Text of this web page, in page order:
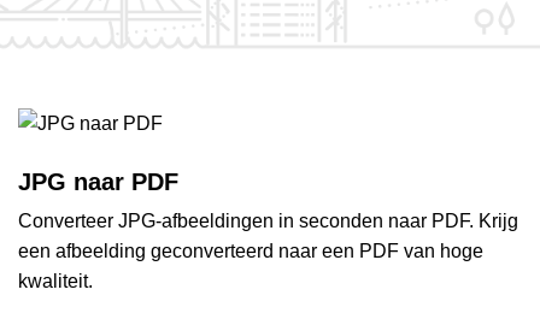
JPG naar PDF
Converteer JPG-afbeeldingen in seconden naar PDF. Krijg
een afbeelding geconverteerd naar een PDF van hoge
kwaliteit.